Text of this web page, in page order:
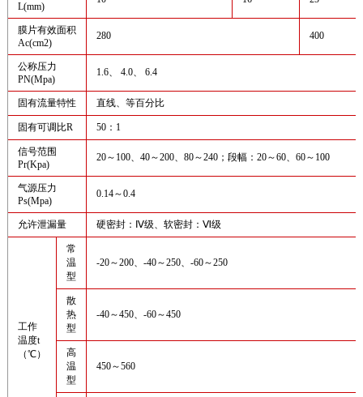
L(mm)
膜片有效面积
Ac(cm2)
280 400
公称压力
PN(Mpa)
1.6、 4.0、 6.4
固有流量特性 直线、等百分比
固有可调比R 50：1
信号范围
Pr(Kpa)
20～100、40～200、80～240；段幅：20～60、60～100
气源压力
Ps(Mpa)
0.14～0.4
允许泄漏量 硬密封：Ⅳ级、软密封：Ⅵ级
工作
温度t
（℃）
常
温
型
-20～200、-40～250、-60～250
散
热
型
-40～450、-60～450
高
温
型
450～560